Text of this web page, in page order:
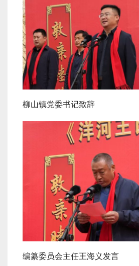
柳山镇党委书记致辞
编纂委员会主任王海义发言